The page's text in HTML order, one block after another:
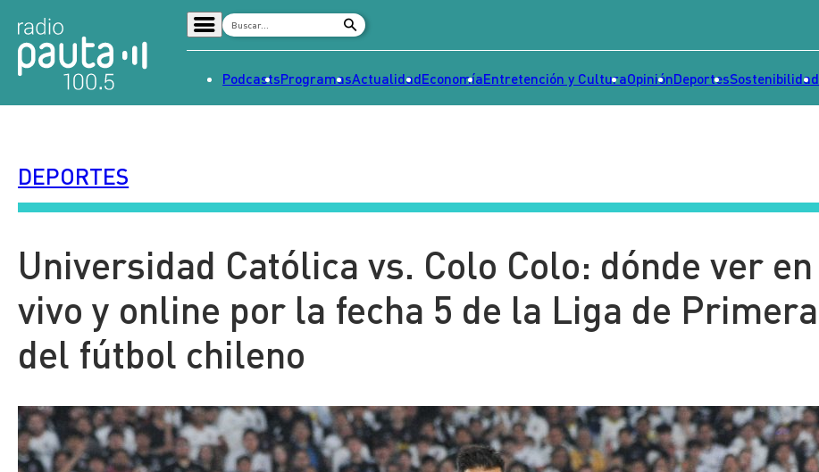
Señal 2
Tendencias
Contenido Patrocinado
PodcastsProgramasActualidadEconomíaEntretención y CulturaOpiniónDeportesSostenibilidad
DEPORTES
Universidad Católica vs. Colo Colo: dónde ver en
vivo y online por la fecha 5 de la Liga de Primera
del fútbol chileno